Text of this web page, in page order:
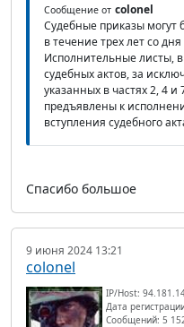
Сообщение от colonel
Судебные приказы
в течение трех лет со
Исполнительные листы,
судебных актов, за
указанных в частях 2, 4
предъявлены к
вступления судебного
Спасибо большое
9 июня 2024 13:21
colonel
IP/Host:
Дата
Сообщений: 5